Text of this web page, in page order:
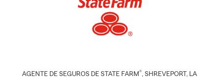
AGENTE DE SEGUROS DE STATE FARM®, SHREVEPORT , LA